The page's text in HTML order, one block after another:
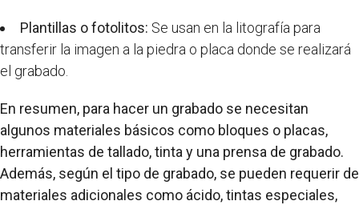
Plantillas o fotolitos: Se usan en la litografía para
transferir la imagen a la piedra o placa donde se realizará
el grabado.
En resumen, para hacer un grabado se necesitan
algunos materiales básicos como bloques o placas,
herramientas de tallado, tinta y una prensa de grabado.
Además, según el tipo de grabado, se pueden requerir de
materiales adicionales como ácido, tintas especiales,